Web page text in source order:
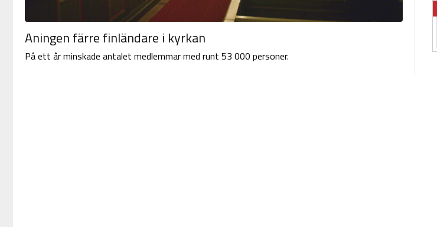
Aningen färre finländare i kyrkan
På ett år minskade antalet medlemmar med runt 53 000 personer.